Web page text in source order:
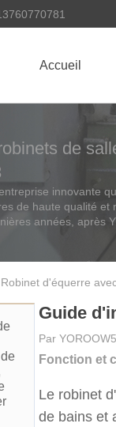
Accueil
de
innovante
de haute qualité
années, après
d'équerre
Guide
Par YOROOW
Fonction et
Le robinet
de bains et